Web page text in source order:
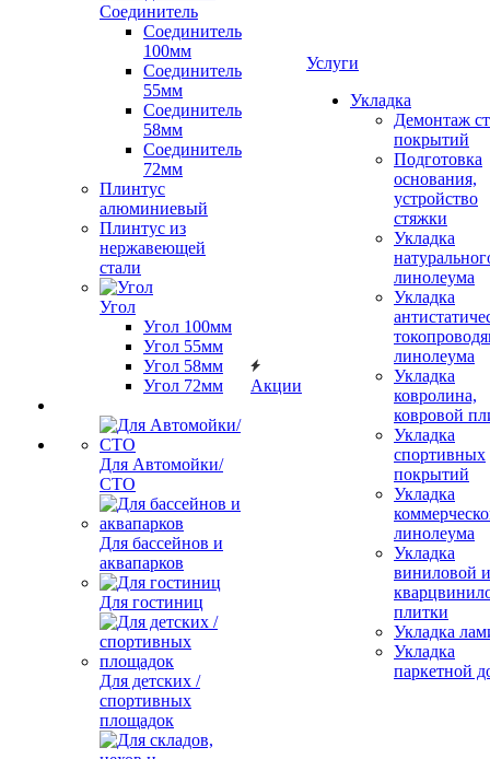
Соединитель
Соединитель
100мм
Соединитель
55мм
Соединитель
58мм
Соединитель
72мм
Плинтус
алюминиевый
Плинтус из
нержавеющей
стали
Угол
Угол 100мм
Угол 55мм
Угол 58мм
Угол 72мм
Для Автомойки/
СТО
Для бассейнов и
аквапарков
Для гостиниц
Для детских /
спортивных
площадок
Акции
Услуги
Укладка
Демонтаж
покрытий
Подготовка
основания,
устройство
стяжки
Укладка
линолеума
Укладка
линолеума
Укладка
ковролина,
ковровой
Укладка
спортивных
покрытий
Укладка
линолеума
Укладка
виниловой и
плитки
Укладка
Укладка
паркетной